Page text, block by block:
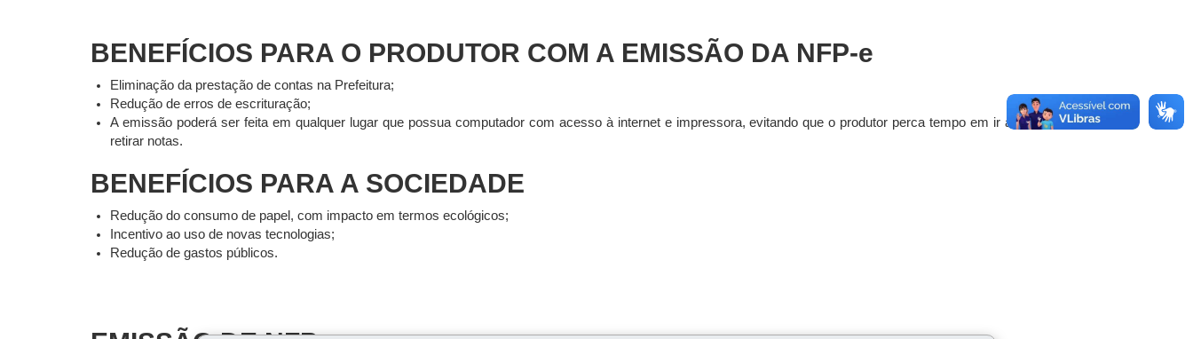
BENEFÍCIOS PARA O PRODUTOR COM A EMISSÃO DA NFP-e
Eliminação da prestação de contas na Prefeitura;
Redução de erros de escrituração;
A emissão poderá ser feita em qualquer lugar que possua computador com acesso à internet e impressora, evitando que o produtor perca tempo em ir à Prefeitura para
retirar notas.
BENEFÍCIOS PARA A SOCIEDADE
Redução do consumo de papel, com impacto em termos ecológicos;
Incentivo ao uso de novas tecnologias;
Redução de gastos públicos.